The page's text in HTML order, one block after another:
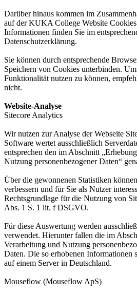
Darüber hinaus kommen im
auf der KUKA College Website
Informationen finden Sie im
Datenschutzerklärung.
Sie können durch entsprechende
Speichern von Cookies unterbinden.
Funktionalität nutzen zu können,
nicht.
Website-Analyse
Sitecore Analytics
Wir nutzen zur Analyse der Webseite
Software wertet ausschließlich
entsprechen den im Abschnitt
Nutzung personenbezogener Daten“
Über die gewonnenen Statistiken
verbessern und für Sie als Nutzer
Rechtsgrundlage für die Nutzung von
Abs. 1 S. 1 lit. f DSGVO.
Für diese Auswertung werden
verwendet. Hierunter fallen die im
Verarbeitung und Nutzung
Daten. Die so erhobenen Informationen
auf einem Server in Deutschland.
Mouseflow (Mouseflow ApS)